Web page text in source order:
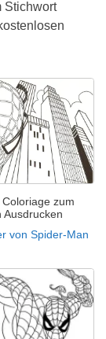
Stichwort
zum
Ausdrucken
von Spider-Man